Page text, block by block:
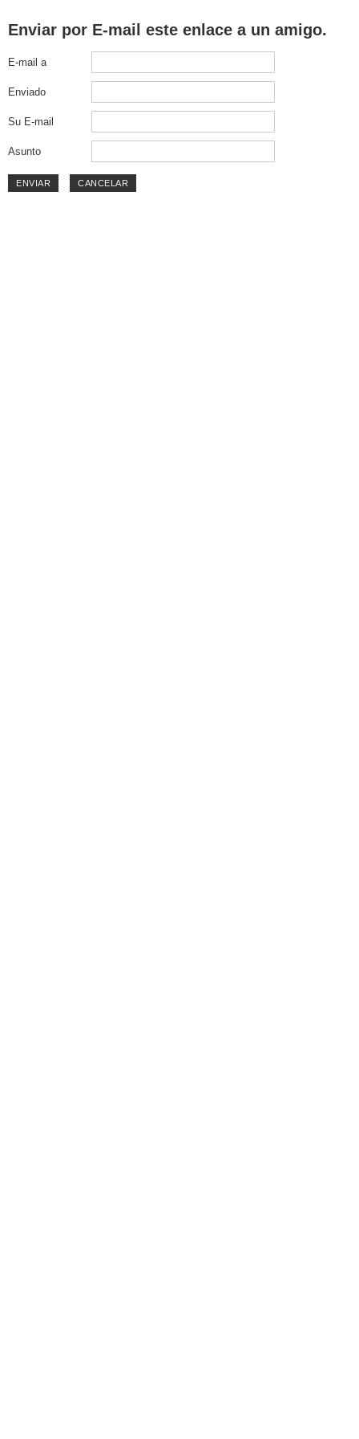
Enviar por E-mail este enlace a un amigo.
E-mail a
Enviado
Su E-mail
Asunto
ENVIAR CANCELAR